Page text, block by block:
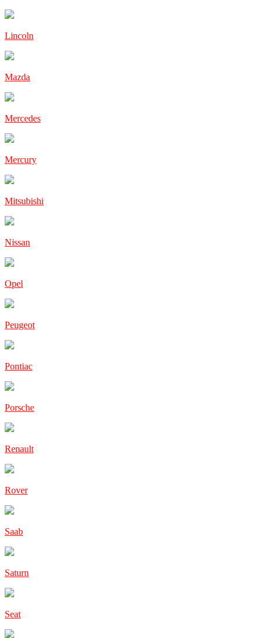
Lincoln
Mazda
Mercedes
Mercury
Mitsubishi
Nissan
Opel
Peugeot
Pontiac
Porsche
Renault
Rover
Saab
Saturn
Seat